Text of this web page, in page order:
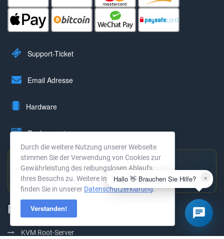
Support-Ticket
Email Adresse
Hardware
Rechenzentrum
Hervorragend bewertet
4,9 ★ · 294 Bewertungen →
Produkte
KVM Root-Server
Durch die weitere Nutzung unserer Webseite
stimmen Sie der Verwendung von Cookies zur
Gewährleistung des reibungslosen Ablaufs
Ihres Besuchs zu. Weitere Informationen
finden Sie in unserer Datenschutzerklärung.
Verstanden!
×
Hallo 👋 Brauchen Sie Hilfe?